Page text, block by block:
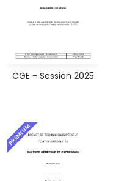
CGE - Session 2025
PREMIUM